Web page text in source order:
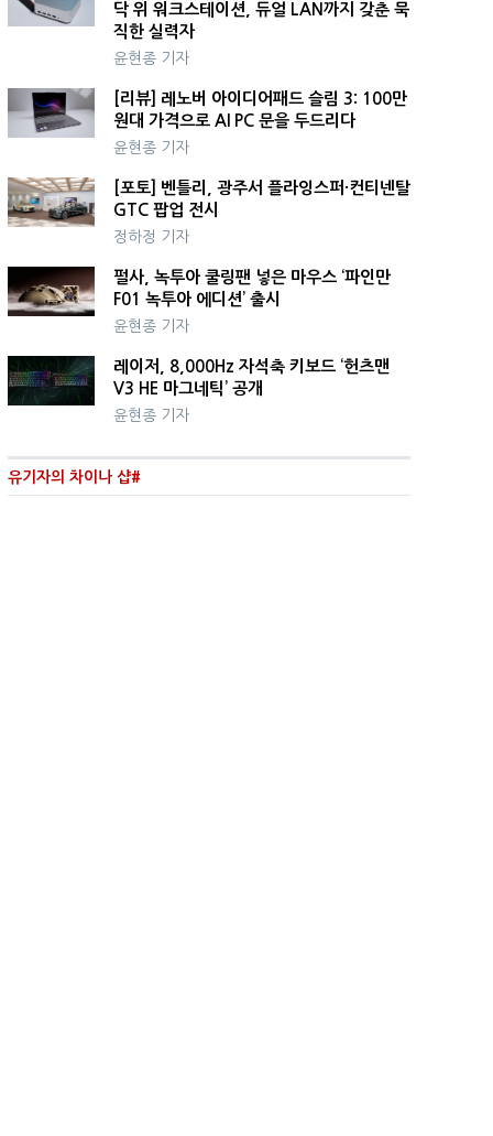
닥 위 워크스테이션, 듀얼 LAN까지 갖춘 묵
직한 실력자
윤현종 기자
[리뷰] 레노버 아이디어패드 슬림 3: 100만
원대 가격으로 AI PC 문을 두드리다
윤현종 기자
[포토] 벤틀리, 광주서 플라잉스퍼·컨티넨탈
GTC 팝업 전시
정하정 기자
펄사, 녹투아 쿨링팬 넣은 마우스 ‘파인만
F01 녹투아 에디션’ 출시
윤현종 기자
레이저, 8,000Hz 자석축 키보드 ‘헌츠맨
V3 HE 마그네틱’ 공개
윤현종 기자
유기자의 차이나 샵#